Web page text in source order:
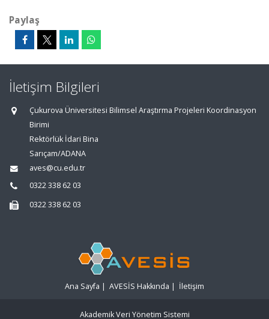
Paylaş
İletişim Bilgileri
Çukurova Üniversitesi Bilimsel Araştırma Projeleri Koordinasyon
Birimi
Rektörlük İdari Bina
Sarıçam/ADANA
aves@cu.edu.tr
0322 338 62 03
0322 338 62 03
Ana Sayfa | AVESİS Hakkında | İletişim
Akademik Veri Yönetim Sistemi